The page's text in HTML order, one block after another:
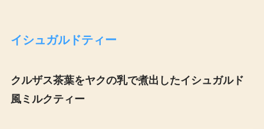
イシュガルドティー
クルザス茶葉をヤクの乳で煮出したイシュガルド
風ミルクティー